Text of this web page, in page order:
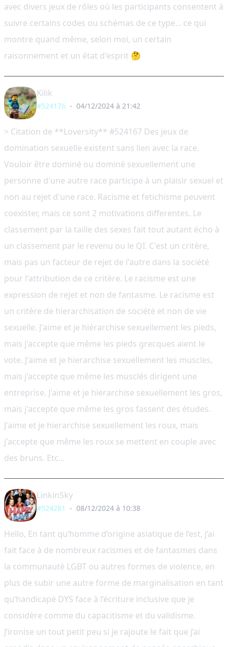
avec divers jeux de rôles où les participants consentent à
suivre certains codes ou schémas de ce type... ce qui
montre quand même, selon moi, un certain
raisonnement et un état d'esprit 🤔
Kilik
#524176 - 04/12/2024 à 21:42
> Citation de **Loversity** #524167 Des jeux de
domination sexuelle existent sans lien avec la race.
Vouloir être dominé ou dominé sexuellement une
personne d'une autre race participe à un plaisir sexuel et
non au rejet d'une race. Racisme et fetichisme peuvent
coexister, mais ce sont 2 motivations differentes. Le
classement par la taille des sexes fait tout autant écho à
un classement par le revenu ou le QI. C'est un critère,
mais pas un facteur de rejet de l'autre dans la société
pour l'attribution de ce critère. Le racisme est une
expression de rejet et non de fantasme. Le racisme est
un critère de hierarchisation de société et non de vie
sexuelle. J'aime et je hiérarchise sexuellement les pieds,
mais j'accepte que même les pieds grecques aient le
vote. J'aime et je hierarchise sexuellement les muscles,
mais j'accepte que même les musclés dirigent une
entreprise. J'aime et je hierarchise sexuellement les gros,
mais j'accepte que même les gros fassent des études.
J'aime et je hierarchise sexuellement les roux, mais
j'accepte que même les roux se mettent en couple avec
des bruns. Etc...
LinkinSky
#524281 - 08/12/2024 à 10:38
Hello, En tant qu’homme d’origine asiatique de l’est, j’ai
fait face à de nombreux racismes et de fantasmes dans
la communauté LGBT ou autres formes de violence, en
plus de subir une autre forme de marginalisation en tant
qu’handicapé DYS face à l’écriture inclusive que je
considère comme du capacitisme et du validisme.
J’ironise un tout petit peu si je rajoute le fait que j’ai